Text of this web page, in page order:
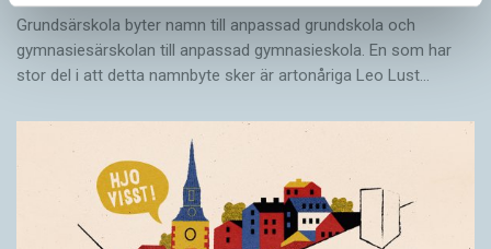
Grundsärskola byter namn till anpassad grundskola och
gymnasiesärskolan till anpassad gymnasieskola. En som har
stor del i att detta namnbyte sker är artonåriga Leo Lust…